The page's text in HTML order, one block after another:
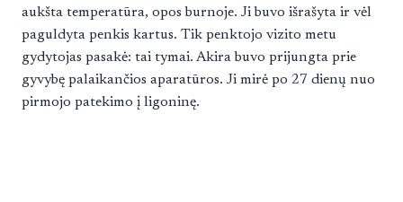
aukšta temperatūra, opos burnoje. Ji buvo išrašyta ir vėl
paguldyta penkis kartus. Tik penktojo vizito metu
gydytojas pasakė: tai tymai. Akira buvo prijungta prie
gyvybę palaikančios aparatūros. Ji mirė po 27 dienų nuo
pirmojo patekimo į ligoninę.